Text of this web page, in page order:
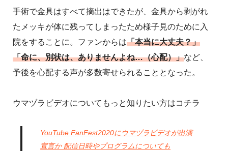
手術で金具はすべて摘出はできたが、金具から剥がれ
たメッキが体に残ってしまったため様子見のために入
院をすることに。ファンからは「本当に大丈夫？」
「命に、別状は、ありませんよね…（心配）」など、
予後を心配する声が多数寄せられることとなった。
ウマヅラビデオについてもっと知りたい方はコチラ
YouTube FanFest2020にウマヅラビデオが出演
宣言か 配信日時やプログラムについても